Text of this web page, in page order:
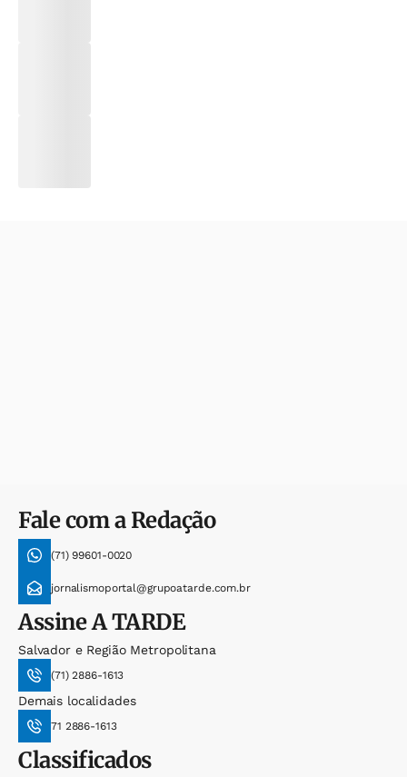
Fale com a Redação
(71) 99601-0020
jornalismoportal@grupoatarde.com.br
AssineA TARDE
Salvador e Região Metropolitana
(71) 2886-1613
Demais localidades
71 2886-1613
Classificados